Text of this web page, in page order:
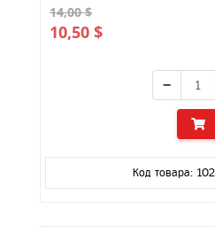
14,00 $
10,50 $
−
Код товара: